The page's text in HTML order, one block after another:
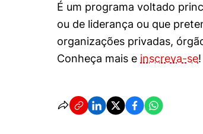
É um programa voltado
ou de liderança ou que
organizações privadas,
Conheça mais e inscreva-se!